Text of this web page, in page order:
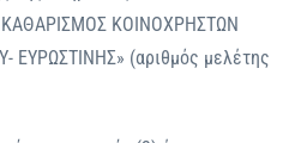
ΚΟΙΝΟΧΡΗΣΤΩΝ
(αριθμός μελέτης